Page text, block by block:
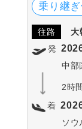
乗り継ぎ
往路 大
発
中部
2時
着
ソウ